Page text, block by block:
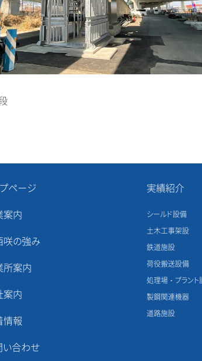
プページ
案内
咲の強み
所案内
案内
情報
い合わせ
実績紹介
シールド設備
土木工事架設
鉄道施設
荷役搬送設備
処理場・プラント
製鋼関連機器
道路施設